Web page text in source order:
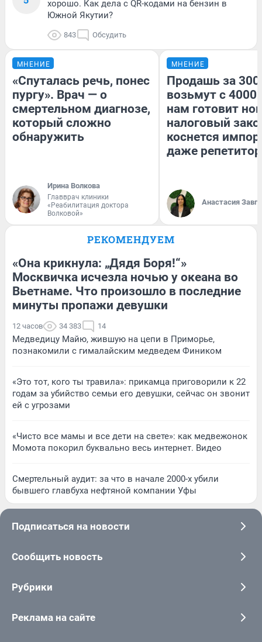
хорошо. Как дела с QR-кодами на бензин в
Южной Якутии?
843 Обсудить
МНЕНИЕ
«Спуталась речь, понес
пургу». Врач — о
смертельном диагнозе,
который сложно
обнаружить
Ирина Волкова
Главврач клиники
«Реабилитация доктора
Волковой»
МНЕНИЕ
Продашь за
возьмут с
нам готовит
налоговый
коснется
даже
Анастасия
РЕКОМЕНДУЕМ
«Она крикнула: „Дядя Боря!“»
Москвичка исчезла ночью у океана во
Вьетнаме. Что произошло в последние
минуты пропажи девушки
12 часов 34 383 14
Медведицу Майю, жившую на цепи в Приморье,
познакомили с гималайским медведем Фиником
«Это тот, кого ты травила»: прикамца приговорили к 22
годам за убийство семьи его девушки, сейчас он звонит
ей с угрозами
«Чисто все мамы и все дети на свете»: как медвежонок
Момота покорил буквально весь интернет. Видео
Смертельный аудит: за что в начале 2000-х убили
бывшего главбуха нефтяной компании Уфы
Подписаться на новости
Сообщить новость
Рубрики
Реклама на сайте